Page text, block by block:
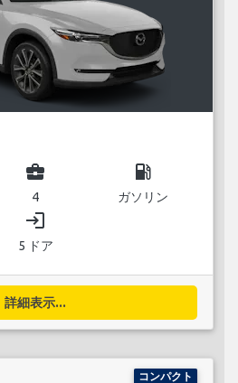
business_center
4
local_gas_station
ガソリン
login
5 ドア
詳細表示...
コンパクト